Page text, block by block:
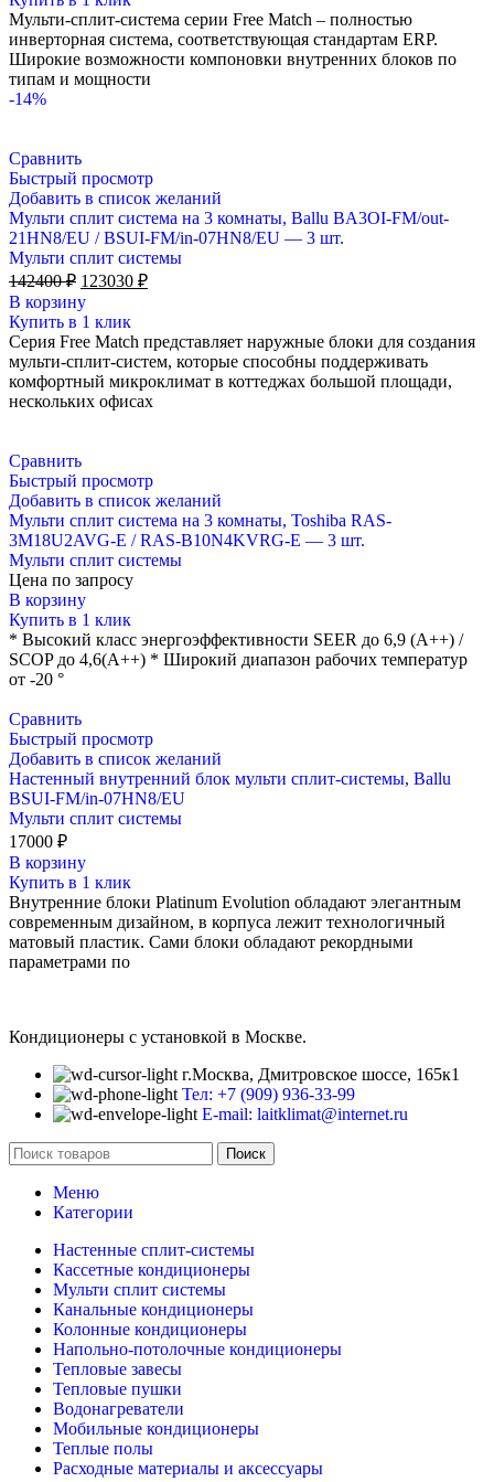
121000 ₽.
Мульти-сплит-система серии Free Match – полностью
инверторная система, соответствующая стандартам ERP.
Широкие возможности компоновки внутренних блоков по
типам и мощности
-14%
Сравнить
Быстрый просмотр
Добавить в список желаний
Мульти сплит система на 3 комнаты, Ballu BA3OI-FM/out-
21HN8/EU / BSUI-FM/in-07HN8/EU — 3 шт.
Мульти сплит системы
142400₽ Первоначальная
цена
составляла
142400 ₽.
123030 ₽Текущая
В корзину
Купить в 1 клик
Серия Free Match представляет наружные блоки для создания
мульти-сплит-систем, которые способны поддерживать
комфортный микроклимат в коттеджах большой площади,
нескольких офисах
Сравнить
Быстрый просмотр
Добавить в список желаний
Мульти сплит система на 3 комнаты, Toshiba RAS-
3M18U2AVG-E / RAS-B10N4KVRG-E — 3 шт.
Мульти сплит системы
Цена по запросу
В корзину
Купить в 1 клик
* Высокий класс энергоэффективности SEER до 6,9 (A++) /
SCOP до 4,6(А++) * Широкий диапазон рабочих температур
от -20 °
Сравнить
Быстрый просмотр
Добавить в список желаний
Настенный внутренний блок мульти сплит-системы, Ballu
BSUI-FM/in-07HN8/EU
Мульти сплит системы
17000 ₽
В корзину
Купить в 1 клик
Внутренние блоки Platinum Evolution обладают элегантным
современным дизайном, в корпуса лежит технологичный
матовый пластик. Сами блоки обладают рекордными
параметрами по
Кондиционеры с установкой в Москве.
г.Москва, Дмитровское шоссе, 165к1
Тел: +7 (909) 936-33-99
E-mail: laitklimat@internet.ru
Поиск
Меню
Категории
Настенные сплит-системы
Кассетные кондиционеры
Мульти сплит системы
Канальные кондиционеры
Колонные кондиционеры
Напольно-потолочные кондиционеры
Тепловые завесы
Тепловые пушки
Водонагреватели
Мобильные кондиционеры
Теплые полы
Расходные материалы и аксессуары